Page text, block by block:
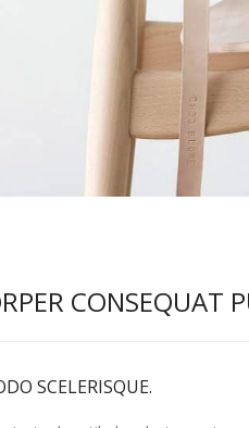
CONSEQUAT
SCELERISQUE.